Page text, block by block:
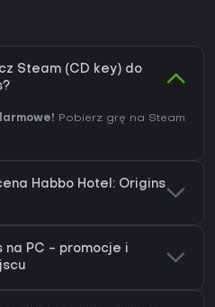
Steam (CD key) do
Pobierz grę na Steam
Habbo Hotel: Origins
na PC - promocje i